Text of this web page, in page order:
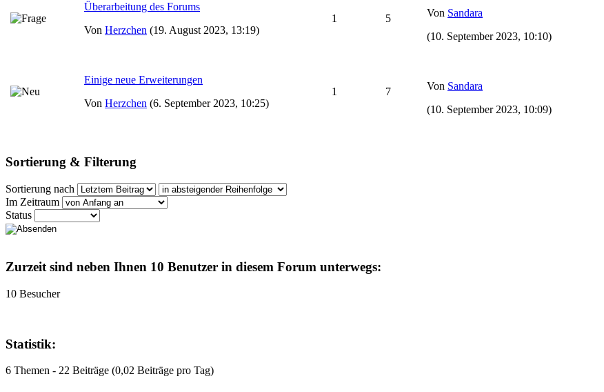
Überarbeitung des Forums
Von Herzchen (19. August 2023, 13:19)
1 5 Von Sandara
(10. September 2023, 10:10)
Einige neue Erweiterungen
Von Herzchen (6. September 2023, 10:25)
1 7 Von Sandara
(10. September 2023, 10:09)
Sortierung & Filterung
Sortierung nach
Im Zeitraum
Status
Zurzeit sind neben Ihnen 10 Benutzer in diesem Forum unterwegs:
10 Besucher
Statistik:
6 Themen - 22 Beiträge (0,02 Beiträge pro Tag)